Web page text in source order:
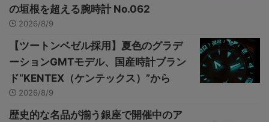
の垣根を超える腕時計 No.062
2026/8/9
【ツートンベゼル採用】夏色のグラデ
ーションGMTモデル、国産時計ブラン
ド“KENTEX（ケンテックス）”から
2026/8/9
歴史的な名品が揃う銀座で開催中のア